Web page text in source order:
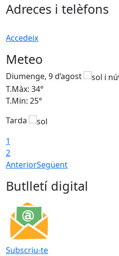
Adreces i telèfons
Accedeix
Meteo
Diumenge, 9 d’agost
T.Màx: 34°
T.Min: 25°
Tarda
1
2
AnteriorSegüent
Butlletí digital
Subscriu-te